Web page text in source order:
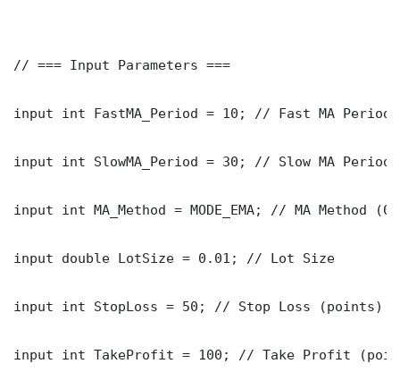
// === Input Parameters ===
input int FastMA_Period = 10; // Fast MA Period
input int SlowMA_Period = 30; // Slow MA Period
input int MA_Method = MODE_EMA; // MA Method
input double LotSize = 0.01; // Lot Size
input int StopLoss = 50; // Stop Loss (points)
input int TakeProfit = 100; // Take Profit